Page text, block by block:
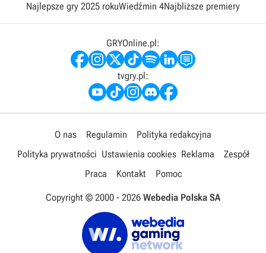
Najlepsze gry 2025 rokuWiedźmin 4Najbliższe premiery
GRYOnline.pl:
tvgry.pl:
O nas Regulamin
Polityka redakcyjna
Polityka prywatności Ustawienia cookies Reklama
Zespół
Praca
Kontakt Pomoc
Copyright © 2000 - 2026 Webedia Polska SA